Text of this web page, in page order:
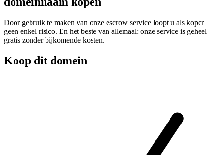
Door gebruik te maken van onze escrow service loopt u als koper
geen enkel risico. En het beste van allemaal: onze service is geheel
gratis zonder bijkomende kosten.
Koop dit domein